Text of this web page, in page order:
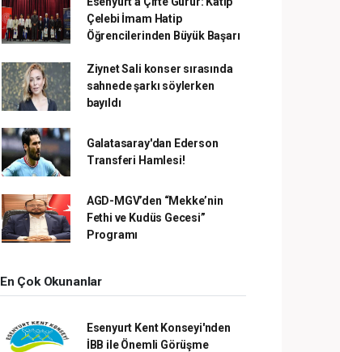
Çelebi İmam Hatip
Öğrencilerinden Büyük Başarı
Ziynet Sali konser sırasında
sahnede şarkı söylerken
bayıldı
Galatasaray'dan Ederson
Transferi Hamlesi!
AGD-MGV’den “Mekke’nin
Fethi ve Kudüs Gecesi”
Programı
En Çok Okunanlar
Esenyurt Kent Konseyi'nden
İBB ile Önemli Görüşme